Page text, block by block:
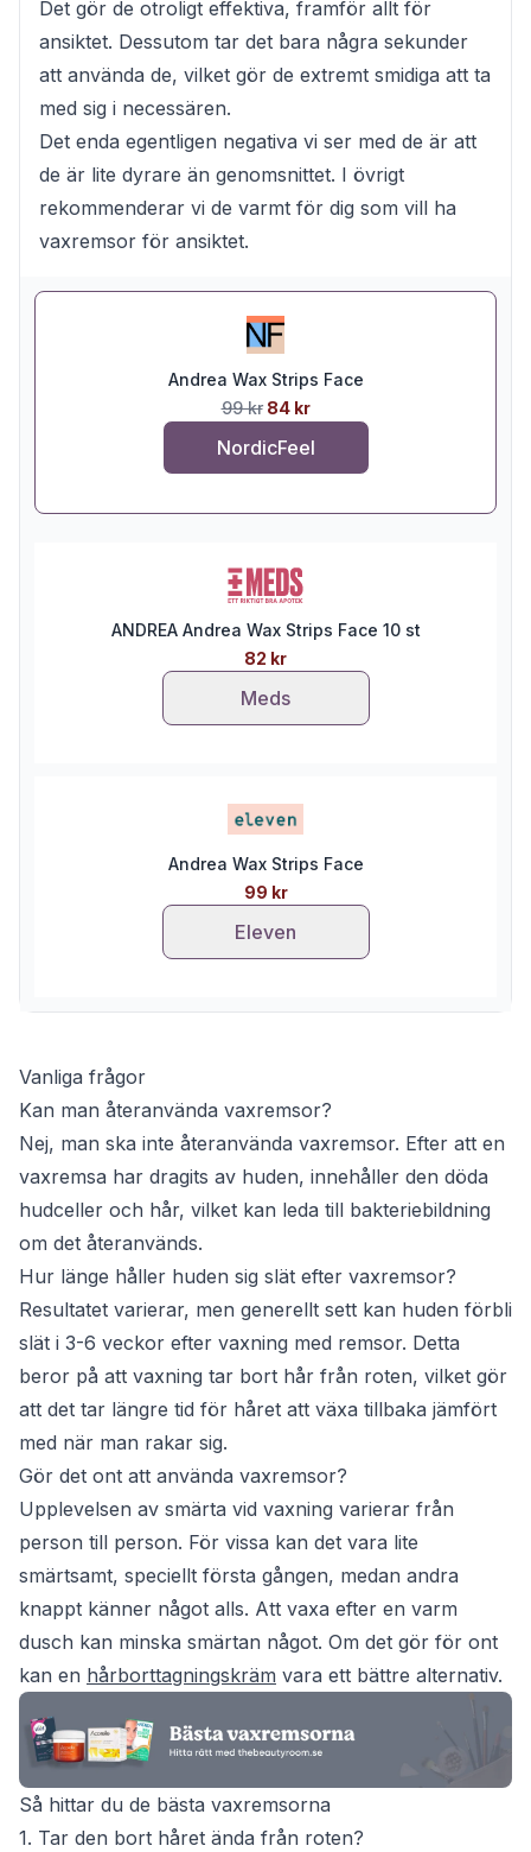
Det gör de otroligt effektiva, framför allt för
ansiktet. Dessutom tar det bara några sekunder
att använda de, vilket gör de extremt smidiga att ta
med sig i necessären.
Det enda egentligen negativa vi ser med de är att
de är lite dyrare än genomsnittet. I övrigt
rekommenderar vi de varmt för dig som vill ha
vaxremsor för ansiktet.
Andrea Wax Strips Face
99 kr 84 kr
NordicFeel
ANDREA Andrea Wax Strips Face 10 st
82 kr
Meds
Andrea Wax Strips Face
99 kr
Eleven
Vanliga frågor
Kan man återanvända vaxremsor?
Nej, man ska inte återanvända vaxremsor. Efter att en
vaxremsa har dragits av huden, innehåller den döda
hudceller och hår, vilket kan leda till bakteriebildning
om det återanvänds.
Hur länge håller huden sig slät efter vaxremsor?
Resultatet varierar, men generellt sett kan huden förbli
slät i 3-6 veckor efter vaxning med remsor. Detta
beror på att vaxning tar bort hår från roten, vilket gör
att det tar längre tid för håret att växa tillbaka jämfört
med när man rakar sig.
Gör det ont att använda vaxremsor?
Upplevelsen av smärta vid vaxning varierar från
person till person. För vissa kan det vara lite
smärtsamt, speciellt första gången, medan andra
knappt känner något alls. Att vaxa efter en varm
dusch kan minska smärtan något. Om det gör för ont
kan en hårborttagningskräm vara ett bättre alternativ.
Så hittar du de bästa vaxremsorna
1. Tar den bort håret ända från roten?